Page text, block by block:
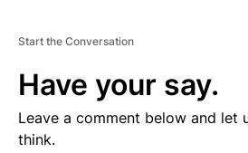
Start the Conversation
Have your say.
Leave a comment below and let
think.